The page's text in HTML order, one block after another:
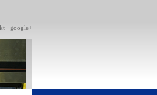
google+